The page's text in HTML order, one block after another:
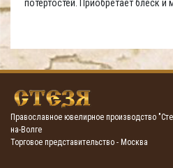
потертостей. Приобретает блеск
Православное ювелирное производство
на-Волге
Торговое представительство - Москва